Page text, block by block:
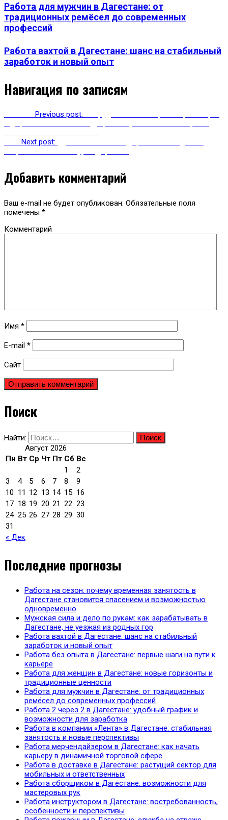
Работа для мужчин в Дагестане: от
традиционных ремёсел до современных
профессий
Работа вахтой в Дагестане: шанс на стабильный
заработок и новый опыт
Навигация по записям
Previous post:
Next post:
Добавить комментарий
Ваш e-mail не будет опубликован. Обязательные поля
помечены *
Комментарий
Имя *
E-mail *
Сайт
Поиск
Найти:
Август 2026
Пн Вт Ср Чт Пт Сб Вс
« Дек
1
2
3
4 5 6 7 8
9
10 11 12 13 14 15 16
17 18 19 20 21 22 23
24 25 26 27 28 29 30
31
Последние прогнозы
Работа на сезон: почему временная занятость в
Дагестане становится спасением и возможностью
одновременно
Мужская сила и дело по рукам: как зарабатывать в
Дагестане, не уезжая из родных гор
Работа вахтой в Дагестане: шанс на стабильный
заработок и новый опыт
Работа без опыта в Дагестане: первые шаги на пути к
карьере
Работа для женщин в Дагестане: новые горизонты и
традиционные ценности
Работа для мужчин в Дагестане: от традиционных
ремёсел до современных профессий
Работа 2 через 2 в Дагестане: удобный график и
возможности для заработка
Работа в компании «Лента» в Дагестане: стабильная
занятость и новые перспективы
Работа мерчендайзером в Дагестане: как начать
карьеру в динамичной торговой сфере
Работа в доставке в Дагестане: растущий сектор для
мобильных и ответственных
Работа сборщиком в Дагестане: возможности для
мастеровых рук
Работа инструктором в Дагестане: востребованность,
особенности и перспективы